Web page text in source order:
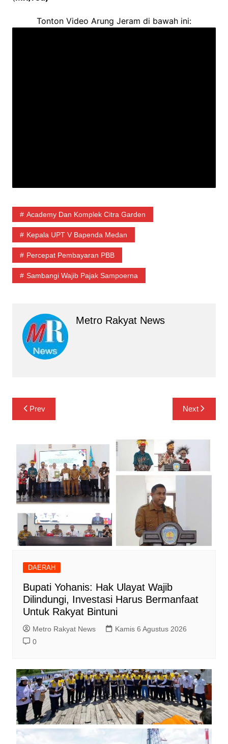
Tonton Video Arung Jeram di bawah ini:
Academy Dan Komplek Citra Garden
Kepala UPT V Bapenda Medan
Percepat Pembayaran PBB
Sambangi Wajib Pajak Sampoerna
Metro Rakyat News
Navigasi
pos
Prev Next
DAERAH
Bupati Yohanis: Hak Ulayat Wajib
Dilindungi, Investasi Harus Bermanfaat
Untuk Rakyat Bintuni
Metro Rakyat News
Kamis 6 Agustus 2026
0